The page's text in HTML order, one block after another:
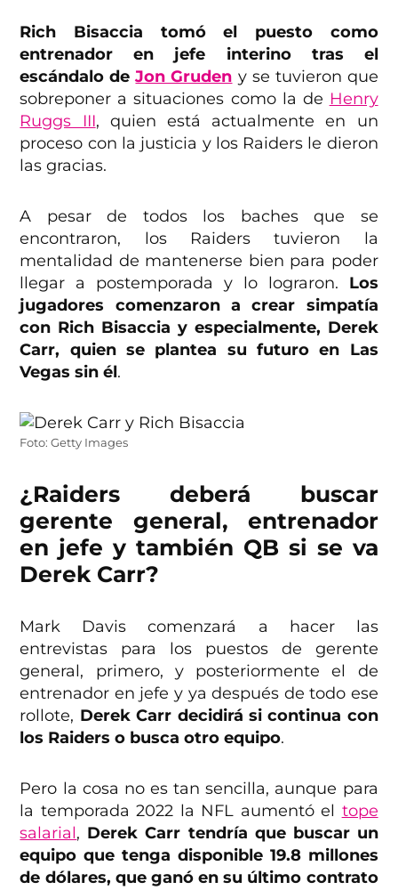
Rich Bisaccia tomó el puesto como
entrenador en jefe interino tras el
escándalo deJon Gruden y se tuvieron que
sobreponer a situaciones como la de Henry
Ruggs III, quien está actualmente en un
proceso con la justicia y los Raiders le dieron
las gracias.
A pesar de todos los baches que se
encontraron, los Raiders tuvieron la
mentalidad de mantenerse bien para poder
llegar a postemporada y lo lograron. Los
jugadores comenzaron a crear simpatía
con Rich Bisaccia y especialmente, Derek
Carr, quien se plantea su futuro en Las
Vegas sin él.
Foto: Getty Images
¿Raiders deberá buscar
gerente general, entrenador
en jefe y también QB si se va
Derek Carr?
Mark Davis comenzará a hacer las
entrevistas para los puestos de gerente
general, primero, y posteriormente el de
entrenador en jefe y ya después de todo ese
rollote, Derek Carr decidirá si continua con
los Raiders o busca otro equipo.
Pero la cosa no es tan sencilla, aunque para
la temporada 2022 la NFL aumentó el tope
salarial, Derek Carr tendría que buscar un
equipo que tenga disponible 19.8 millones
de dólares, que ganó en su último contrato